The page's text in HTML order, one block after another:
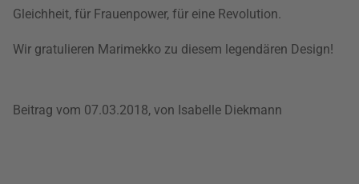
Gleichheit, für Frauenpower, für eine Revolution.
Wir gratulieren Marimekko zu diesem legendären Design!
Beitrag vom 07.03.2018, von Isabelle Diekmann